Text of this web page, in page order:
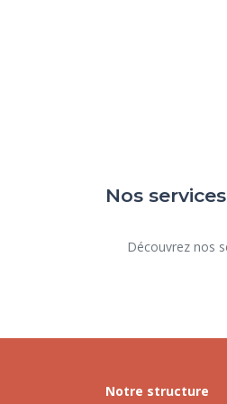
Nos services
Notre structure